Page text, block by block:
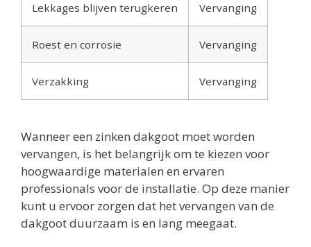
Lekkages blijven terugkeren Vervanging
Roest en corrosie Vervanging
Verzakking Vervanging
Wanneer een zinken dakgoot moet worden
vervangen, is het belangrijk om te kiezen voor
hoogwaardige materialen en ervaren
professionals voor de installatie. Op deze manier
kunt u ervoor zorgen dat het vervangen van de
dakgoot duurzaam is en lang meegaat.